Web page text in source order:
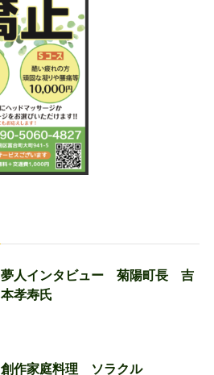
夢人インタビュー 菊陽町長 吉
本孝寿氏
創作家庭料理 ソラクル